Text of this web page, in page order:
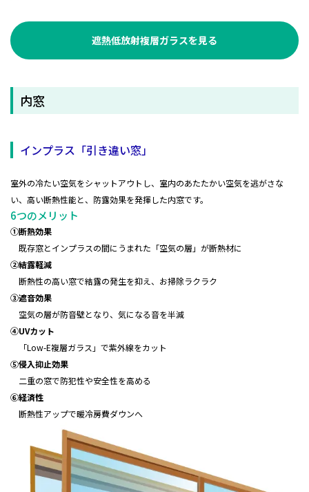
遮熱低放射複層ガラスを見る
内窓
インプラス「引き違い窓」
室外の冷たい空気をシャットアウトし、室内のあたたかい空気を逃がさな
い、高い断熱性能と、防露効果を発揮した内窓です。
6つのメリット
①断熱効果
既存窓とインプラスの間にうまれた「空気の層」が断熱材に
②結露軽減
断熱性の高い窓で結露の発生を抑え、お掃除ラクラク
③遮音効果
空気の層が防音壁となり、気になる音を半減
④UVカット
「Low-E複層ガラス」で紫外線をカット
⑤侵入抑止効果
二重の窓で防犯性や安全性を高める
⑥経済性
断熱性アップで暖冷房費ダウンへ